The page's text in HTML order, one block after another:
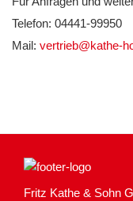
Telefon: 04441-99950
Mail: vertrieb@kathe-
Fritz Kathe & Sohn